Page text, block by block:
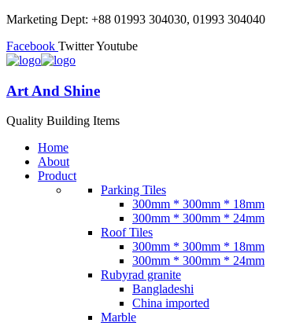
Marketing Dept: +88 01993 304030, 01993 304040
Facebook TwitterYoutube
Art And Shine
Quality Building Items
Home
About
Product
Parking Tiles
300mm * 300mm * 18mm
300mm * 300mm * 24mm
Roof Tiles
300mm * 300mm * 18mm
300mm * 300mm * 24mm
Rubyrad granite
Bangladeshi
China imported
Marble